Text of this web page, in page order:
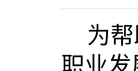
为
职业发